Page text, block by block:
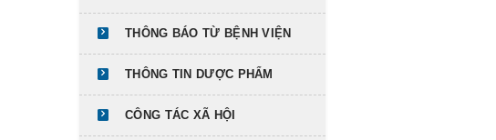
THÔNG BÁO TỪ BỆNH VIỆN
THÔNG TIN DƯỢC PHẨM
CÔNG TÁC XÃ HỘI